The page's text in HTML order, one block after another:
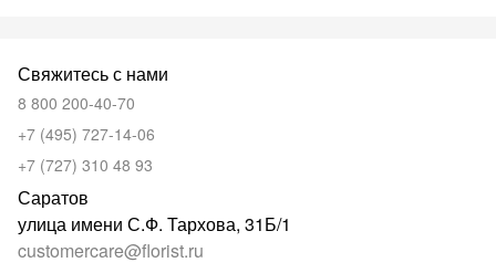
Свяжитесь с нами
8 800 200-40-70
+7 (495) 727-14-06
+7 (727) 310 48 93
Саратов
улица имени С.Ф. Тархова, 31Б/1
customercare@florist.ru